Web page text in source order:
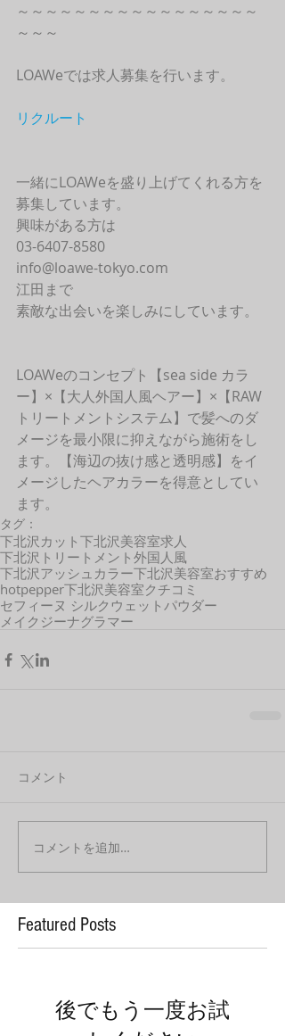
～～～～～～～～～～～～～～～～～
～～～
LOAWeでは求人募集を行います。
リクルート
一緒にLOAWeを盛り上げてくれる方を
募集しています。
興味がある方は
03-6407-8580
info@loawe-tokyo.com
江田まで
素敵な出会いを楽しみにしています。
LOAWeのコンセプト【sea side カラ
ー】×【大人外国人風ヘアー】×【RAW
トリートメントシステム】で髪へのダ
メージを最小限に抑えながら施術をし
ます。【海辺の抜け感と透明感】をイ
メージしたヘアカラーを得意としてい
ます。
タグ：
下北沢カット 下北沢美容室求人
下北沢トリートメント 外国人風
下北沢アッシュカラー下北沢美容室おすすめ
hotpepper下北沢美容室クチコミ
セフィーヌ シルクウェットパウダー
メイクジーナグラマー
コメント
コメントを追加…
Featured Posts
後でもう一度お試